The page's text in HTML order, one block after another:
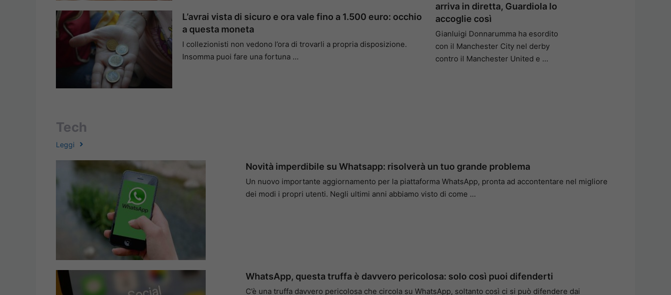
L’avrai vista di sicuro e ora vale fino a 1.500 euro: occhio
a questa moneta
I collezionisti non vedono l’ora di trovarli a propria disposizione.
Insomma puoi fare una fortuna …
arriva in diretta, Guardiola lo
accoglie così
Gianluigi Donnarumma ha esordito
con il Manchester City nel derby
contro il Manchester United e …
Tech
Leggi
Novità imperdibile su Whatsapp: risolverà un tuo grande problema
Un nuovo importante aggiornamento per la piattaforma WhatsApp, pronta ad accontentare nel migliore
dei modi i propri utenti. Negli ultimi anni abbiamo visto di come …
WhatsApp, questa truffa è davvero pericolosa: solo così puoi difenderti
C’è una truffa davvero pericolosa che circola su WhatsApp, soltanto così ci si può difendere dai